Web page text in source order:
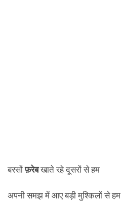
बरसोंफ़रेबखाते रहे दूसरों से हम
अपनी समझ में आए बड़ी मुश्किलों से हम